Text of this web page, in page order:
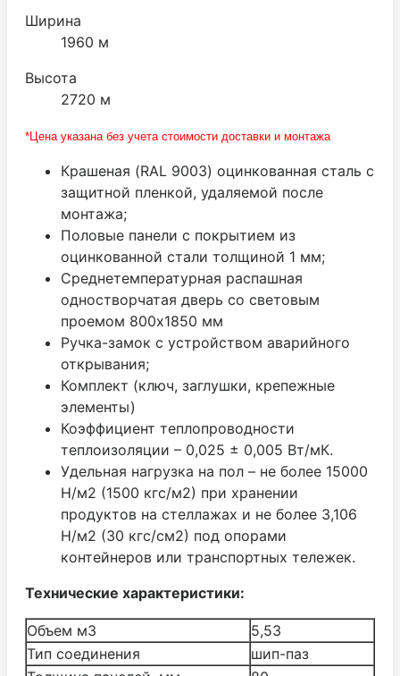
Ширина
1960 м
Высота
2720 м
*Цена указана без учета стоимости доставки и монтажа
Крашеная (RAL 9003) оцинкованная сталь с
защитной пленкой, удаляемой после
монтажа;
Половые панели с покрытием из
оцинкованной стали толщиной 1 мм;
Среднетемпературная распашная
одностворчатая дверь со световым
проемом 800х1850 мм
Ручка-замок с устройством аварийного
открывания;
Комплект (ключ, заглушки, крепежные
элементы)
Коэффициент теплопроводности
теплоизоляции – 0,025 ± 0,005 Вт/мК.
Удельная нагрузка на пол – не более 15000
Н/м2 (1500 кгс/м2) при хранении
продуктов на стеллажах и не более 3,106
Н/м2 (30 кгс/см2) под опорами
контейнеров или транспортных тележек.
Технические характеристики:
Объем м3
5,53
Тип соединения
шип-паз